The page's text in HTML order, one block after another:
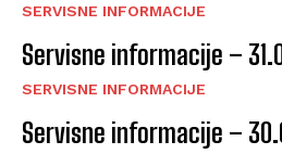
SERVISNE INFORMACIJE
Servisne informacije –
SERVISNE INFORMACIJE
Servisne informacije –